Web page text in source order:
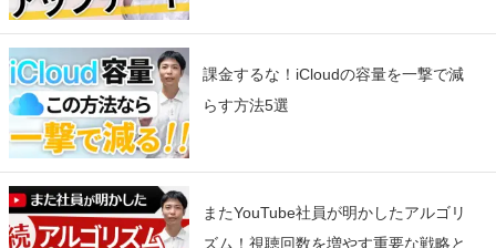
課金するな！iCloudの容量を一撃で減
らす方法5選
またYouTube社員が明かしたアルゴリ
ズム！視聴回数を増やす重要な戦略と